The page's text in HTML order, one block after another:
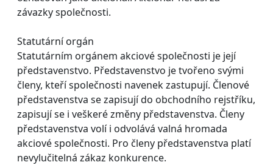
závazky společnosti.
Statutární orgán
Statutárním orgánem akciové společnosti je její
představenstvo. Představenstvo je tvořeno svými
členy, kteří společnosti navenek zastupují. Členové
představenstva se zapisují do obchodního rejstříku,
zapisují se i veškeré změny představenstva. Členy
představenstva volí i odvolává valná hromada
akciové společnosti. Pro členy představenstva platí
nevylučitelná zákaz konkurence.